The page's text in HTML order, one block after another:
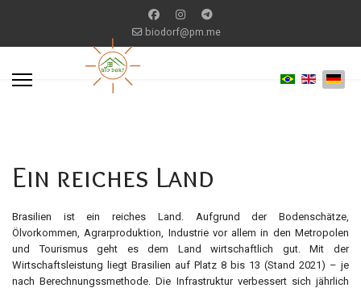
biodorf@pm.me
Ein reiches Land
Brasilien ist ein reiches Land. Aufgrund der Bodenschätze,
Ölvorkommen, Agrarproduktion, Industrie vor allem in den Metropolen
und Tourismus geht es dem Land wirtschaftlich gut. Mit der
Wirtschaftsleistung liegt Brasilien auf Platz 8 bis 13 (Stand 2021) – je
nach Berechnungssmethode. Die Infrastruktur verbessert sich jährlich